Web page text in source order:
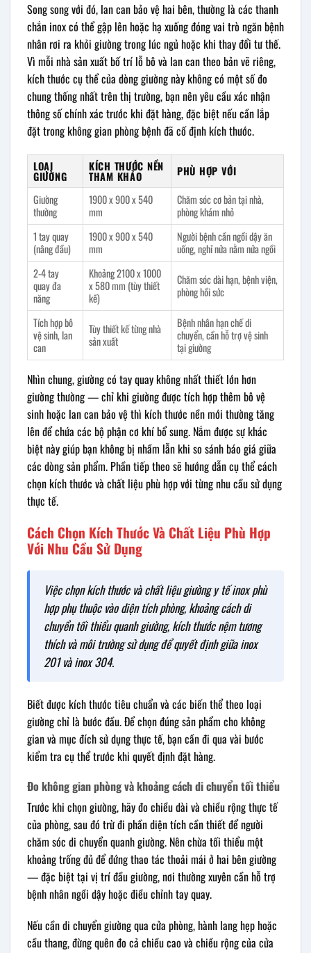
Song song với đó, lan can bảo vệ hai bên, thường là các thanh
chắn inox có thể gập lên hoặc hạ xuống đóng vai trò ngăn bệnh
nhân rơi ra khỏi giường trong lúc ngủ hoặc khi thay đổi tư thế.
Vì mỗi nhà sản xuất bố trí lỗ bô và lan can theo bản vẽ riêng,
kích thước cụ thể của dòng giường này không có một số đo
chung thống nhất trên thị trường, bạn nên yêu cầu xác nhận
thông số chính xác trước khi đặt hàng, đặc biệt nếu cần lắp
đặt trong không gian phòng bệnh đã cố định kích thước.
LOẠI
GIƯỜNG
KÍCH THƯỚC NỀN
THAM KHẢO
PHÙ HỢP VỚI
Giường
thường
1900 x 900 x 540
mm
Chăm sóc cơ bản tại nhà,
phòng khám nhỏ
1 tay quay
(nâng đầu)
1900 x 900 x 540
mm
Người bệnh cần ngồi dậy ăn
uống, nghỉ nửa nằm nửa ngồi
2-4 tay
quay đa
năng
Khoảng 2100 x 1000
x 580 mm (tùy thiết
kế)
Chăm sóc dài hạn, bệnh viện,
phòng hồi sức
Tích hợp bô
vệ sinh, lan
can
Tùy thiết kế từng nhà
sản xuất
Bệnh nhân hạn chế di
chuyển, cần hỗ trợ vệ sinh
tại giường
Nhìn chung, giường có tay quay không nhất thiết lớn hơn
giường thường — chỉ khi giường được tích hợp thêm bô vệ
sinh hoặc lan can bảo vệ thì kích thước nền mới thường tăng
lên để chứa các bộ phận cơ khí bổ sung. Nắm được sự khác
biệt này giúp bạn không bị nhầm lẫn khi so sánh báo giá giữa
các dòng sản phẩm. Phần tiếp theo sẽ hướng dẫn cụ thể cách
chọn kích thước và chất liệu phù hợp với từng nhu cầu sử dụng
thực tế.
Cách Chọn Kích Thước Và Chất Liệu Phù Hợp
Với Nhu Cầu Sử Dụng
Việc chọn kích thước và chất liệu giường y tế inox phù
hợp phụ thuộc vào diện tích phòng, khoảng cách di
chuyển tối thiểu quanh giường, kích thước nệm tương
thích và môi trường sử dụng để quyết định giữa inox
201 và inox 304.
Biết được kích thước tiêu chuẩn và các biến thể theo loại
giường chỉ là bước đầu. Để chọn đúng sản phẩm cho không
gian và mục đích sử dụng thực tế, bạn cần đi qua vài bước
kiểm tra cụ thể trước khi quyết định đặt hàng.
Đo không gian phòng và khoảng cách di chuyển tối thiểu
Trước khi chọn giường, hãy đo chiều dài và chiều rộng thực tế
của phòng, sau đó trừ đi phần diện tích cần thiết để người
chăm sóc di chuyển quanh giường. Nên chừa tối thiểu một
khoảng trống đủ để đứng thao tác thoải mái ở hai bên giường
— đặc biệt tại vị trí đầu giường, nơi thường xuyên cần hỗ trợ
bệnh nhân ngồi dậy hoặc điều chỉnh tay quay.
Nếu cần di chuyển giường qua cửa phòng, hành lang hẹp hoặc
cầu thang, đừng quên đo cả chiều cao và chiều rộng của cửa